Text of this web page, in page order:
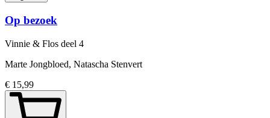
Op bezoek
Vinnie & Flos deel 4
Marte Jongbloed, Natascha Stenvert
€ 15,99